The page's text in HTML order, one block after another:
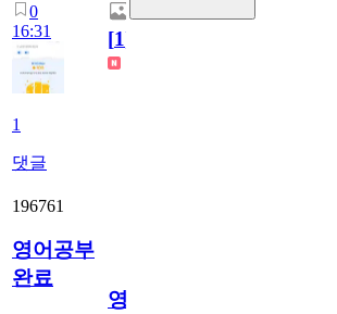
0
16:31
1
댓글
[1]
196761
영어공부
완료
영